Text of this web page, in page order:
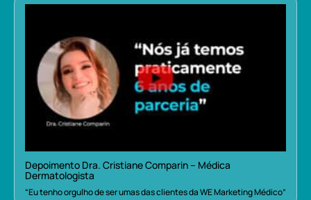
Depoimento Dra. Cristiane Comparin – Médica
Dermatologista
“Eu tenho orgulho de ser umas das clientes da WE Marketing Médico”